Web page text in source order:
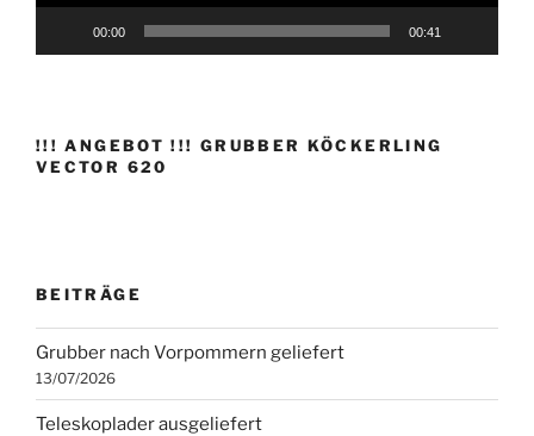
00:00 00:41
!!! ANGEBOT !!! GRUBBER KÖCKERLING
VECTOR 620
BEITRÄGE
Grubber nach Vorpommern geliefert
13/07/2026
Teleskoplader ausgeliefert